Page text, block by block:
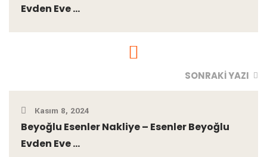
Evden Eve ...
SONRAKI YAZI
Kasım 8, 2024
Beyoğlu Esenler Nakliye – Esenler Beyoğlu
Evden Eve ...